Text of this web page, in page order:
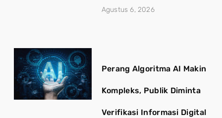
Agustus 6, 2026
Perang Algoritma AI Makin
Kompleks, Publik Diminta
Verifikasi Informasi Digital